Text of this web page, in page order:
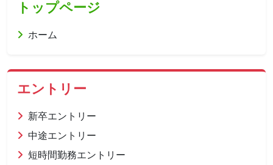
トップページ
ホーム
エントリー
新卒エントリー
中途エントリー
短時間勤務エントリー